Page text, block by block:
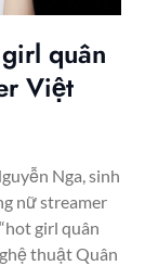
quân
Việt
Nga, sinh
nữ streamer
girl quân
thuật Quân